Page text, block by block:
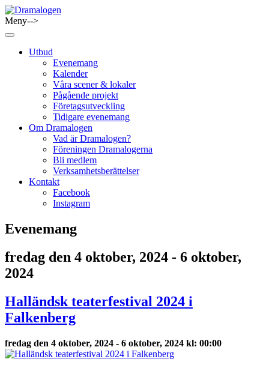
Skip
to
content
Meny-->
Utbud
Evenemang
Kalender
Våra scener & lokaler
Pågående projekt
Företagsutveckling
Tidigare evenemang
Om Dramalogen
Vad är Dramalogen?
Föreningen Dramalogerna
Bli medlem
Verksamhetsberättelser
Kontakt
Facebook
Instagram
Evenemang
fredag den 4 oktober, 2024 - 6 oktober,
2024
Halländsk teaterfestival 2024 i
Falkenberg
fredag den 4 oktober, 2024 - 6 oktober, 2024 kl: 00:00